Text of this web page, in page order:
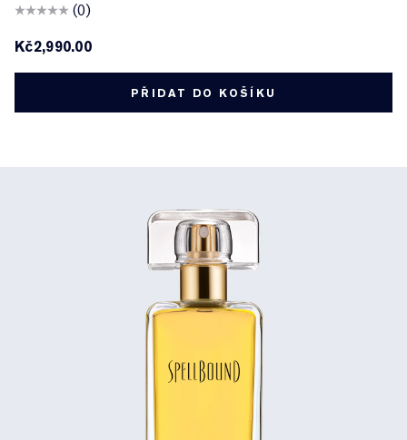
(0)
Kč2,990.00
PŘIDAT DO KOŠÍKU